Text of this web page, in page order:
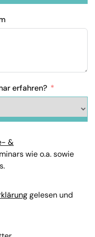
erfahren?
&
wie o.a. sowie
gelesen und